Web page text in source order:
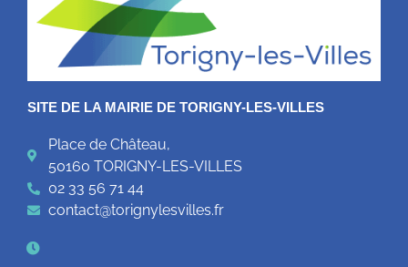
SITE DE LA MAIRIE DE TORIGNY-LES-VILLES
Place de Château,
50160 TORIGNY-LES-VILLES
02 33 56 71 44
contact@torignylesvilles.fr